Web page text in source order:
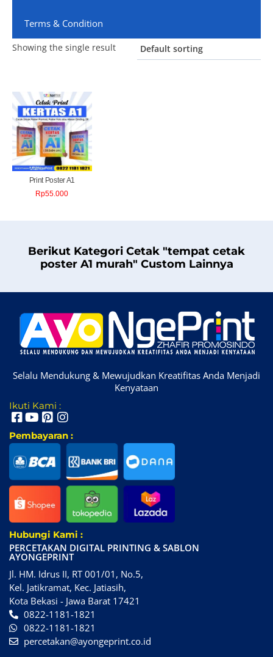
Terms & Condition
Showing the single result
Print Poster A1
Rp55.000
Berikut Kategori Cetak "tempat cetak
poster A1 murah" Custom Lainnya
Selalu Mendukung & Mewujudkan Kreatifitas Anda Menjadi
Kenyataan
Ikuti Kami :
Pembayaran :
Hubungi Kami :
PERCETAKAN DIGITAL PRINTING & SABLON
AYONGEPRINT
Jl. HM. Idrus II, RT 001/01, No.5,
Kel. Jatikramat, Kec. Jatiasih,
Kota Bekasi - Jawa Barat 17421
0822-1181-1821
0822-1181-1821
percetakan@ayongeprint.co.id